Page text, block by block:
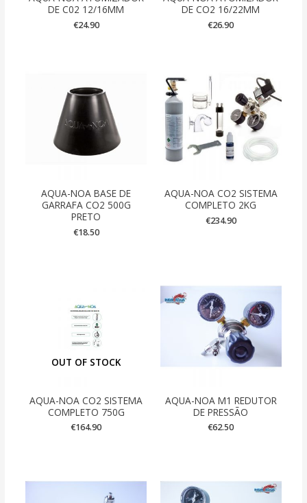
DE C02 12/16MM
€24.90
DE CO2 16/22MM
€26.90
AQUA-NOA BASE DE
GARRAFA CO2 500G
PRETO
€18.50
AQUA-NOA CO2 SISTEMA
COMPLETO 2KG
€234.90
OUT OF STOCK
AQUA-NOA CO2 SISTEMA
COMPLETO 750G
€164.90
AQUA-NOA M1 REDUTOR
DE PRESSÃO
€62.50